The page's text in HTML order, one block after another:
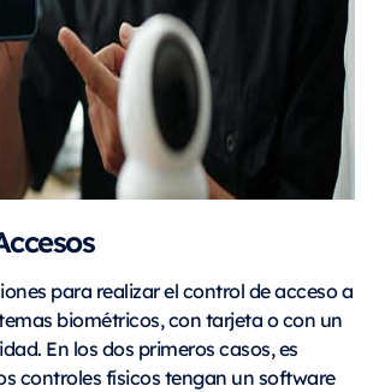
para realizar el control de acceso a
biométricos, con tarjeta o con un
En los dos primeros casos, es
controles físicos tengan un software